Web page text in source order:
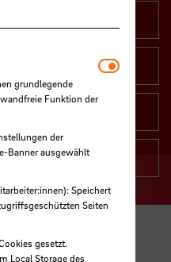
Xtreme Events
grundlegende
Funktion der
der
Banner ausgewählt
Speichert
Seiten
gesetzt.
Local Storage des